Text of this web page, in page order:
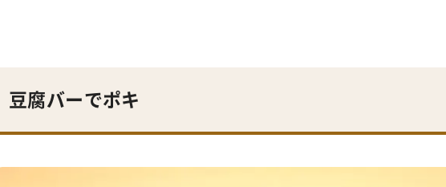
豆腐バーでポキ